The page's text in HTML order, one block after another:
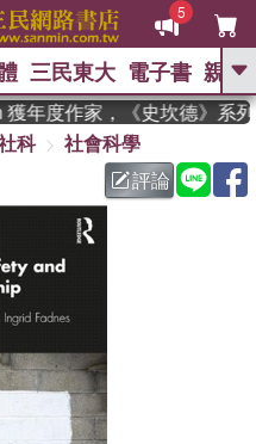
5
GO
東野圭吾 、 高希均教授回憶錄
父親節 、 如果歷
暑期推薦 、 國際布克
、 方念華
數學女孩：黎曼猜想
走神經
三民東大 電子書 親子
度作家，《史坎德》系列
科
社會科學
評論